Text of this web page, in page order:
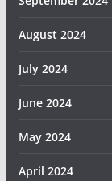
August 2024
July 2024
June 2024
May 2024
April 2024